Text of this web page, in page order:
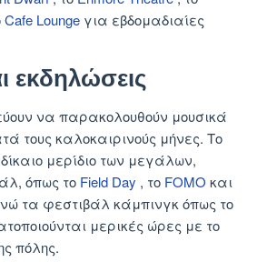
Cafe Lounge για εβδομαδιαίες
εκδηλώσεις
να παρακολουθούν μουσικά
τους καλοκαιρινούς μήνες. Το
μερίδιο των μεγάλων,
όπως το Field Day , το FOMO και
τα φεστιβάλ κάμπινγκ όπως το
μερικές ώρες με το
πόλης.